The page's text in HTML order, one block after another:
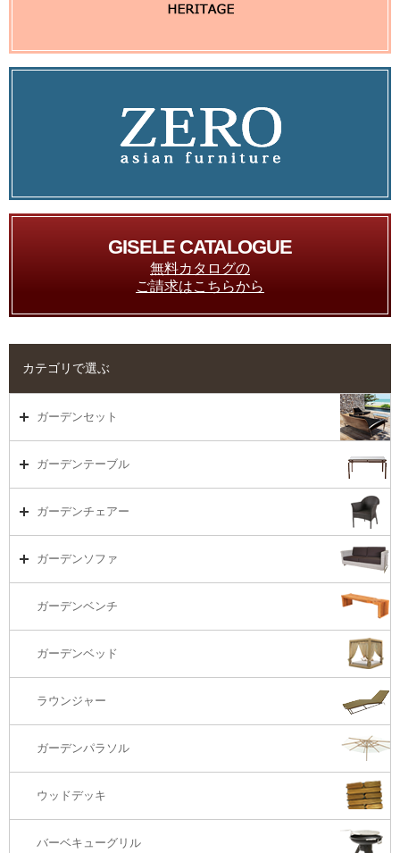
GISELE CATALOGUE
無料カタログの
ご請求はこちらから
カテゴリで選ぶ
ガーデンセット
ガーデンセット（海外在庫）
ラウンジ・ベッド
ガーデンテーブル
ガーデンテーブルTOP
コーヒーテーブル
カウンター・バーテーブル
ガーデンチェアー
ガーデンチェアーTOP
カウンター・バーチェアー
ガーデンソファ
ガーデンソファTOP
3Sソファ
オットマン・スツール
ガーデンベンチ
ガーデンベッド
ラウンジャー
ガーデンパラソル
ウッドデッキ
バーベキューグリル